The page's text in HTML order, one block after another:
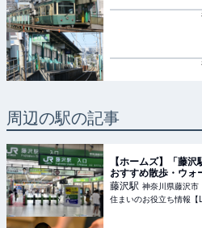
周辺の駅の記事
【ホームズ】「藤
おすすめ散歩・ウォ
のお役立ち情報
藤沢駅 神奈川県藤沢市
住まいのお役立ち情報【